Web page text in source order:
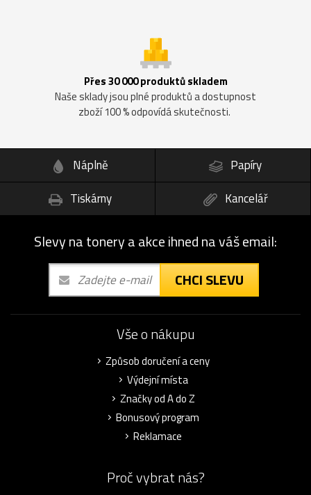
Přes 30 000 produktů skladem
Naše sklady jsou plné produktů a dostupnost
zboží 100 % odpovídá skutečnosti.
Náplně
Papíry
Tiskárny
Kancelář
Slevy na tonery a akce ihned na váš email:
CHCI SLEVU
Vše o nákupu
Způsob doručení a ceny
Výdejní místa
Značky od A do Z
Bonusový program
Reklamace
Proč vybrat nás?